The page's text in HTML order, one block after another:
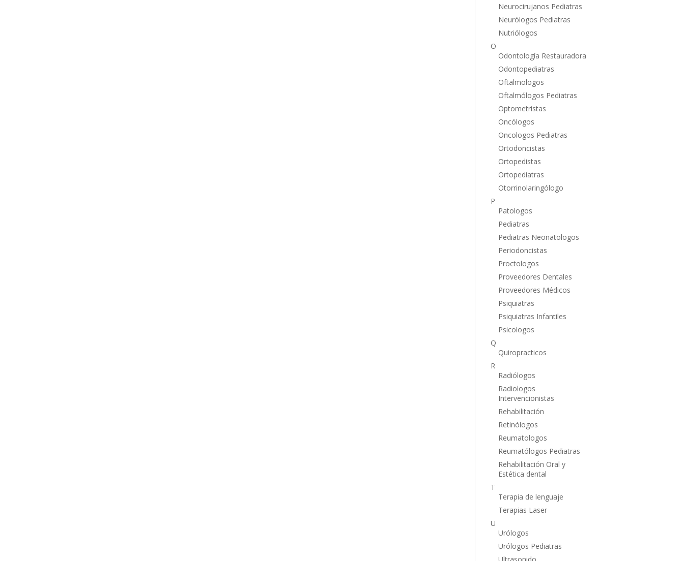
Neurocirujanos Pediatras
Neurólogos Pediatras
Nutriólogos
O
Odontología Restauradora
Odontopediatras
Oftalmologos
Oftalmólogos Pediatras
Optometristas
Oncólogos
Oncologos Pediatras
Ortodoncistas
Ortopedistas
Ortopediatras
Otorrinolaringólogo
P
Patologos
Pediatras
Pediatras Neonatologos
Periodoncistas
Proctologos
Proveedores Dentales
Proveedores Médicos
Psiquiatras
Psiquiatras Infantiles
Psicologos
Q
Quiropracticos
R
Radiólogos
Radiologos
Intervencionistas
Rehabilitación
Retinólogos
Reumatologos
Reumatólogos Pediatras
Rehabilitación Oral y
Estética dental
T
Terapia de lenguaje
Terapias Laser
U
Urólogos
Urólogos Pediatras
Ultrasonido